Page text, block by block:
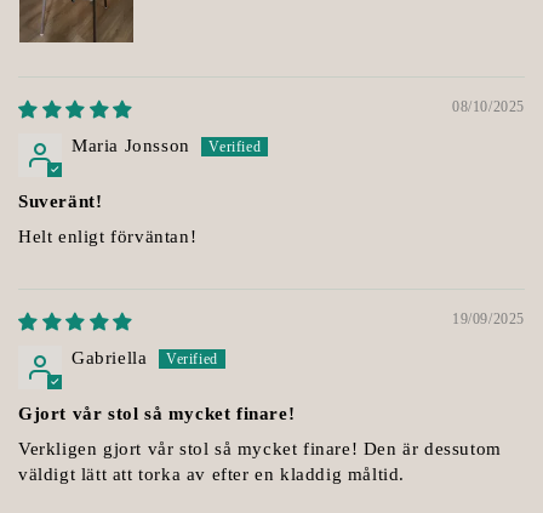
08/10/2025
Maria Jonsson
Suveränt!
Helt enligt förväntan!
19/09/2025
Gabriella
Gjort vår stol så mycket finare!
Verkligen gjort vår stol så mycket finare! Den är dessutom
väldigt lätt att torka av efter en kladdig måltid.